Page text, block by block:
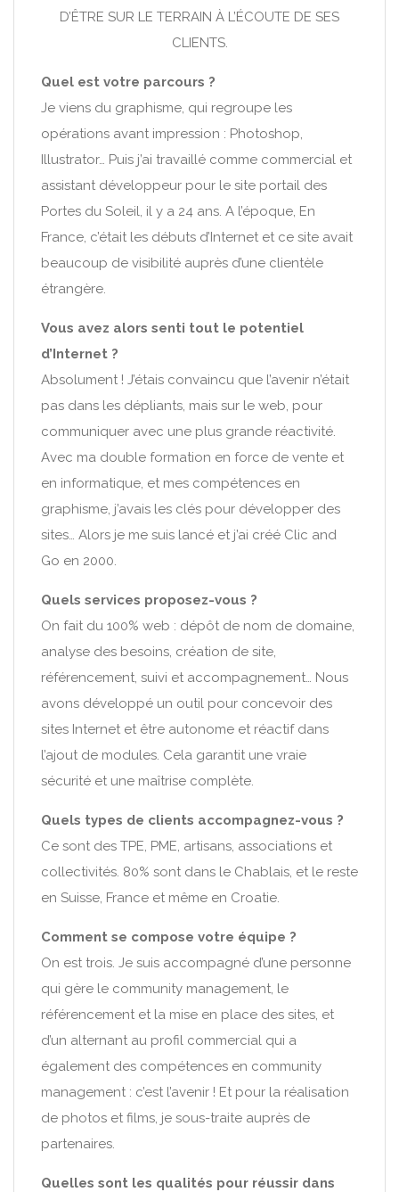
D’ÊTRE SUR LE TERRAIN À L’ÉCOUTE DE SES
CLIENTS.
Quel est votre parcours ?
Je viens du graphisme, qui regroupe les
opérations avant impression : Photoshop,
Illustrator… Puis j’ai travaillé comme commercial et
assistant développeur pour le site portail des
Portes du Soleil, il y a 24 ans. A l’époque, En
France, c’était les débuts d’Internet et ce site avait
beaucoup de visibilité auprès d’une clientèle
étrangère.
Vous avez alors senti tout le potentiel
d’Internet ?
Absolument ! J’étais convaincu que l’avenir n’était
pas dans les dépliants, mais sur le web, pour
communiquer avec une plus grande réactivité.
Avec ma double formation en force de vente et
en informatique, et mes compétences en
graphisme, j’avais les clés pour développer des
sites… Alors je me suis lancé et j’ai créé Clic and
Go en 2000.
Quels services proposez-vous ?
On fait du 100% web : dépôt de nom de domaine,
analyse des besoins, création de site,
référencement, suivi et accompagnement… Nous
avons développé un outil pour concevoir des
sites Internet et être autonome et réactif dans
l’ajout de modules. Cela garantit une vraie
sécurité et une maîtrise complète.
Quels types de clients accompagnez-vous ?
Ce sont des TPE, PME, artisans, associations et
collectivités. 80% sont dans le Chablais, et le reste
en Suisse, France et même en Croatie.
Comment se compose votre équipe ?
On est trois. Je suis accompagné d’une personne
qui gère le community management, le
référencement et la mise en place des sites, et
d’un alternant au profil commercial qui a
également des compétences en community
management : c’est l’avenir ! Et pour la réalisation
de photos et films, je sous-traite auprès de
partenaires.
Quelles sont les qualités pour réussir dans